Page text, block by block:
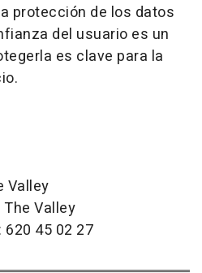
protección de los datos
del usuario es un
es clave para la
Valley
Valley
45 02 27